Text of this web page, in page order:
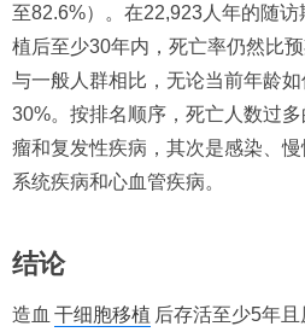
至82.6%）。在22,923人年的随
植后至少30年内，死亡率仍然比
与一般人群相比，无论当前年龄
30%。按排名顺序，死亡人数过
瘤和复发性疾病，其次是感染、
系统疾病和心血管疾病。
结论
造血 干细胞移植 后存活至少5年